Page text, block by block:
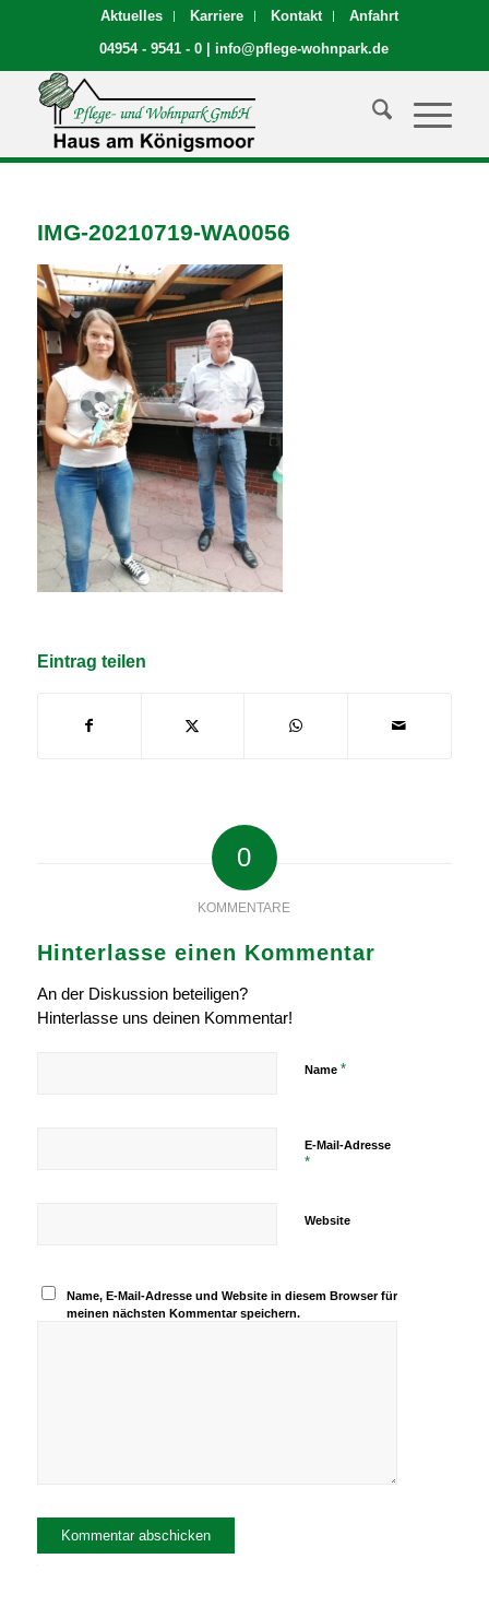
Aktuelles Karriere Kontakt
Anfahrt
04954 - 9541 - 0
info@pflege-wohnpark.de
IMG-20210719-WA0056
Eintrag teilen
0
KOMMENTARE
Hinterlasse einen Kommentar
An der Diskussion beteiligen?
Hinterlasse uns deinen Kommentar!
Name *
E-Mail-Adresse
*
Website
Name, E-Mail-Adresse und Website in diesem Browser für
meinen nächsten Kommentar speichern.